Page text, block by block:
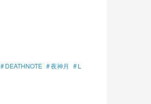
#DEATHNOTE #夜神月 #L